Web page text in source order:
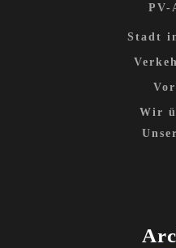
PV-
Stadt
Wir